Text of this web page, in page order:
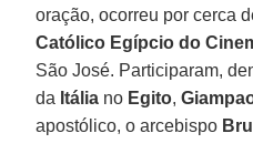
oração, ocorreu por cerca
Católico Egípcio do
São José. Participaram,
da Itália no Egito,
apostólico, o arcebispo